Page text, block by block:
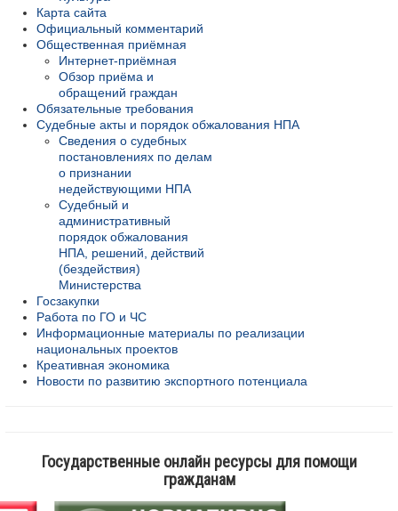
Карта сайта
Официальный комментарий
Общественная приёмная
Интернет-приёмная
Обзор приёма и
обращений граждан
Обязательные требования
Судебные акты и порядок обжалования НПА
Сведения о судебных
постановлениях по делам
о признании
недействующими НПА
Судебный и
административный
порядок обжалования
НПА, решений, действий
(бездействия)
Министерства
Госзакупки
Работа по ГО и ЧС
Информационные материалы по реализации
национальных проектов
Креативная экономика
Новости по развитию экспортного потенциала
Государственные онлайн ресурсы для помощи
гражданам